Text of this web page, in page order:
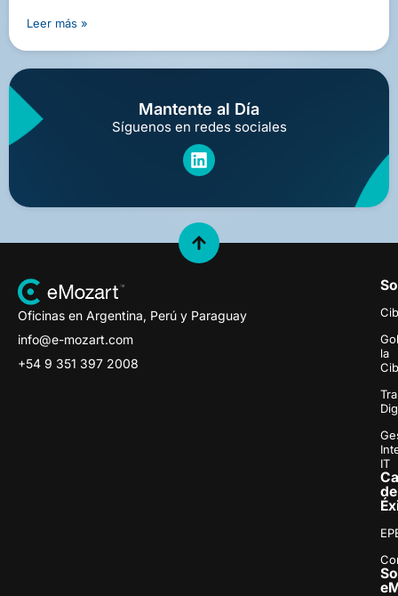
Leer más »
Mantente al Día
Síguenos en redes sociales
Oficinas en Argentina, Perú y Paraguay
info@e-mozart.com
+54 9 351 397 2008
la
IT
de